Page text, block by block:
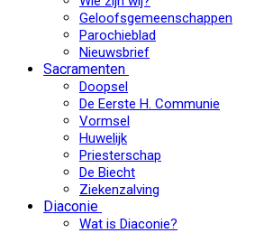
Geloofsgemeenschappen
Parochieblad
Nieuwsbrief
Sacramenten
Doopsel
De Eerste H. Communie
Vormsel
Huwelijk
Priesterschap
De Biecht
Ziekenzalving
Diaconie
Wat is Diaconie?